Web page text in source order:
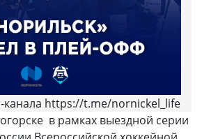
канала https://t.me/nornickel_life
в рамках выездной серии